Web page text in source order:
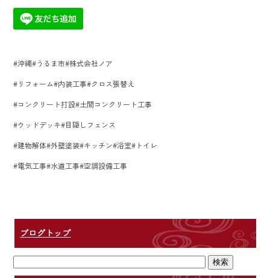
#沖縄#うるま市#株式会社ノア
#リフォーム#内装工事#クロス張替え
#コンクリート打設#土間コンクリート工事
#ウッドデッキ#目隠しフェンス
#建物解体#外壁塗装#キッチン#浴室#トイレ
#電気工事#水道工事#空調設備工事
ブログトップ